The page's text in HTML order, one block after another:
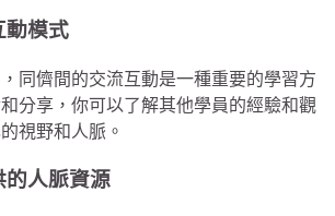
動模式
同儕間的交流互動是一種重要的學習方
分享，你可以了解其他學員的經驗和觀
視野和人脈。
的人脈資源